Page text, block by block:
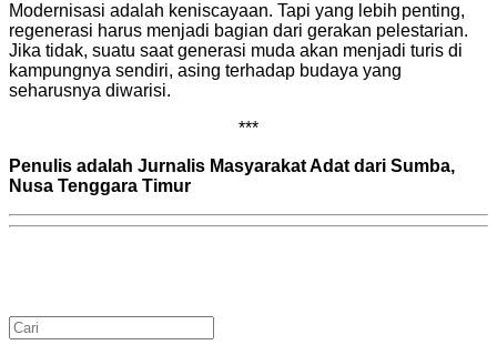
Modernisasi adalah keniscayaan. Tapi yang lebih penting,
regenerasi harus menjadi bagian dari gerakan pelestarian.
Jika tidak, suatu saat generasi muda akan menjadi turis di
kampungnya sendiri, asing terhadap budaya yang
seharusnya diwarisi.
***
Penulis adalah Jurnalis Masyarakat Adat dari Sumba,
Nusa Tenggara Timur